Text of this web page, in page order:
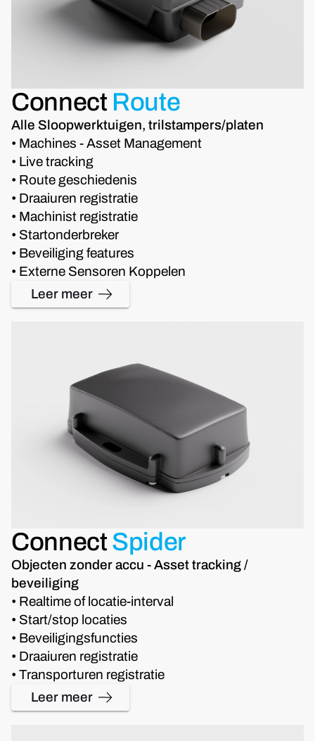
Connect Route
Alle Sloopwerktuigen, trilstampers/platen
• Machines - Asset Management
• Live tracking
• Route geschiedenis
• Draaiuren registratie
• Machinist registratie
• Startonderbreker
• Beveiliging features
• Externe Sensoren Koppelen
Leer meer
Connect Spider
Objecten zonder accu - Asset tracking /
beveiliging
• Realtime of locatie-interval
• Start/stop locaties
• Beveiligingsfuncties
• Draaiuren registratie
• Transporturen registratie
Leer meer